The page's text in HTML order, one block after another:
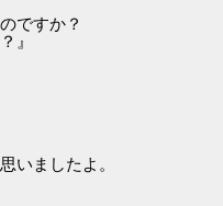
ですか？
』
いましたよ。